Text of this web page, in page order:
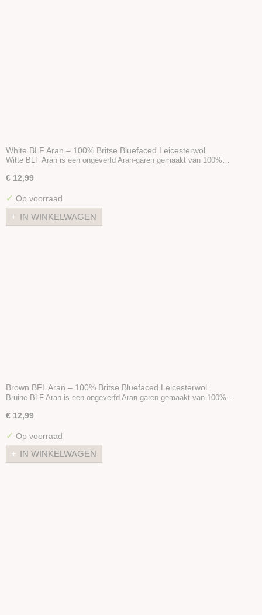
White BLF Aran – 100% Britse Bluefaced Leicesterwol
Witte BLF Aran is een ongeverfd Aran-garen gemaakt van 100%…
€ 12,99
✓ Op voorraad
IN WINKELWAGEN
Brown BFL Aran – 100% Britse Bluefaced Leicesterwol
Bruine BLF Aran is een ongeverfd Aran-garen gemaakt van 100%…
€ 12,99
✓ Op voorraad
IN WINKELWAGEN